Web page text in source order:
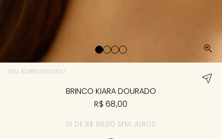
SKU: ACBR0200030U
BRINCO KIARA DOURADO
R$ 68,00
1X DE R$ 68,00 SEM JUROS